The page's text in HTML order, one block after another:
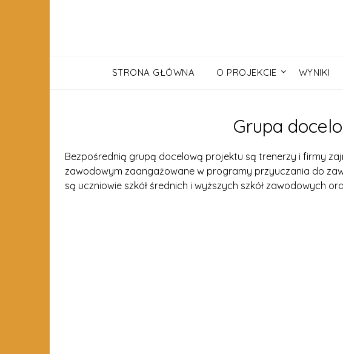
STRONA GŁÓWNA O PROJEKCIE WYNIKI
Grupa
Bezpośrednią grupą docelową projektu są trenerzy i firmy
zawodowym zaangażowane w programy przyuczania do
są uczniowie szkół średnich i wyższych szkół zawodowych